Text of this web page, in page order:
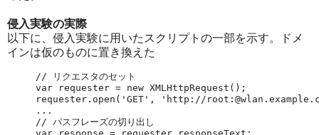
侵入実験の実際
以下に、侵入実験に用いたスクリプトの一部を示す。ドメ
インは仮のものに置き換えた
// リクエスタのセット
var requester = new XMLHttpRequest();
requester.open('GET', 'http://
...
// パスフレーズの切り出し